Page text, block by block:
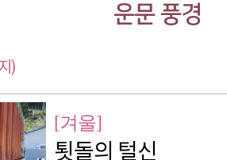
운문 풍경
)
[겨울]
툇돌의 털신